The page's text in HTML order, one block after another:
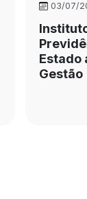
03/07/
Estado
Gestão